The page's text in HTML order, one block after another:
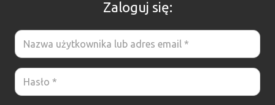
Zaloguj się: